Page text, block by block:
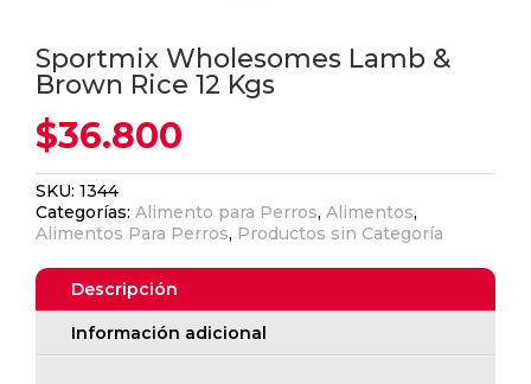
Sportmix Wholesomes Lamb &
Brown Rice 12 Kgs
$36.800
SKU:1344
Categorías:Alimento para Perros,Alimentos,
Alimentos Para Perros, Productos sin Categoría
Descripción
Información adicional